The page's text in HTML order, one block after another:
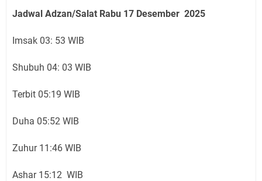
Jadwal Adzan/Salat Rabu 17 Desember 2025
Imsak 03: 53 WIB
Shubuh 04: 03 WIB
Terbit 05:19 WIB
Duha 05:52 WIB
Zuhur 11:46 WIB
Ashar 15:12 WIB